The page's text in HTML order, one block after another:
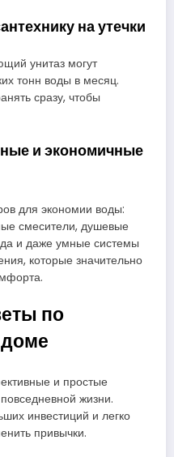
на утечки
унитаз могут
тонн воды в месяц.
сразу, чтобы
и экономичные
для экономии воды:
смесители, душевые
и даже умные системы
которые значительно
по
и простые
жизни.
инвестиций и легко
привычки.